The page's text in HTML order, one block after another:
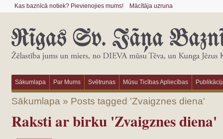
Kas baznīcā notiek? Pievienojies mums! Mācītāja uzruna
Sākumlapa Par Mums Svētrunas Mūsu Ticības Apliecības
Sākumlapa » Posts tagged 'Zvaigznes diena'
Raksti ar birku 'Zvaigznes diena'